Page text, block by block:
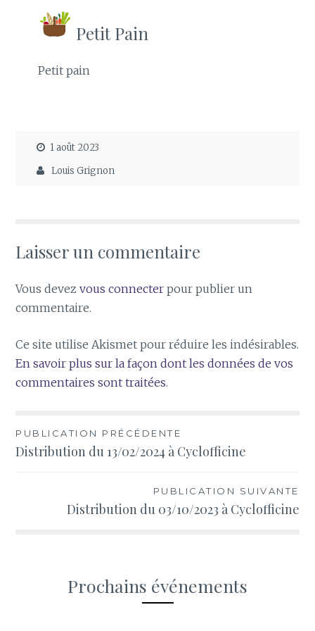
Petit Pain
Petit pain
1 août 2023
Louis Grignon
Laisser un commentaire
Vous devezvous connecter pour publier un
commentaire.
Ce site utilise Akismet pour réduire les indésirables.
En savoir plus sur la façon dont les données de vos
commentaires sont traitées.
Navigation
de
PUBLICATION PRÉCÉDENTE
Distribution du 13/02/2024 à Cyclofficine
PUBLICATION SUIVANTE
Distribution du 03/10/2023 à Cyclofficine
Prochains événements